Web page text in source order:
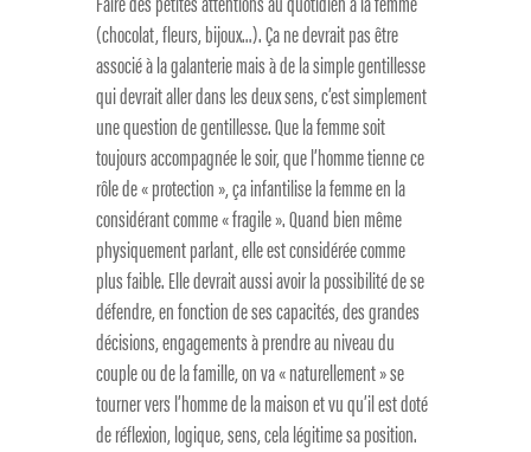
(chocolat, fleurs, bijoux…). Ça ne devrait pas être
associé à la galanterie mais à de la simple gentillesse
qui devrait aller dans les deux sens, c’est simplement
une question de gentillesse. Que la femme soit
toujours accompagnée le soir, que l’homme tienne ce
rôle de « protection », ça infantilise la femme en la
considérant comme « fragile ». Quand bien même
physiquement parlant, elle est considérée comme
plus faible. Elle devrait aussi avoir la possibilité de se
défendre, en fonction de ses capacités, des grandes
décisions, engagements à prendre au niveau du
couple ou de la famille, on va « naturellement » se
tourner vers l’homme de la maison et vu qu’il est doté
de réflexion, logique, sens, cela légitime sa position.